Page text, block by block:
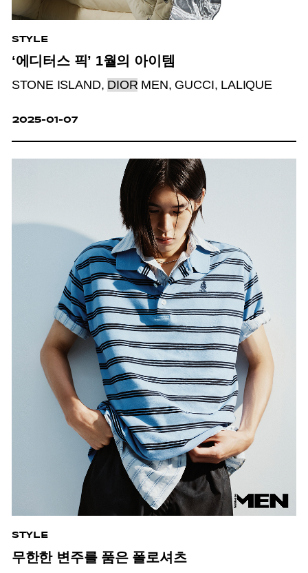
STYLE
‘에디터스 픽’ 1월의 아이템
STONE ISLAND, DIOR MEN, GUCCI, LALIQUE
2025-01-07
STYLE
무한한 변주를 품은 폴로셔츠